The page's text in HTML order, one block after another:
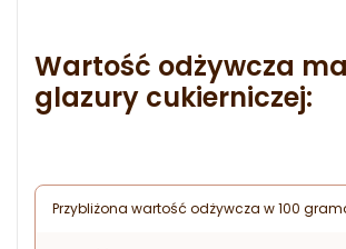
Wartość odżywcza
glazury cukierniczej:
Przybliżona wartość odżywcza w 100